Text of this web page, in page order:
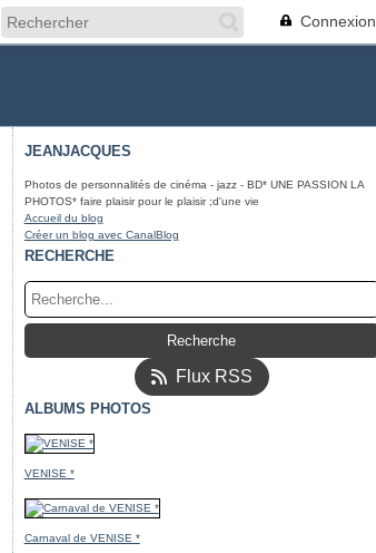
Connexion
JEANJACQUES
Photos de personnalités de cinéma - jazz - BD* UNE PASSION LA
PHOTOS* faire plaisir pour le plaisir ;d'une vie
Accueil du blog
Créer un blog avec CanalBlog
RECHERCHE
Flux RSS
ALBUMS PHOTOS
VENISE *
Carnaval de VENISE *